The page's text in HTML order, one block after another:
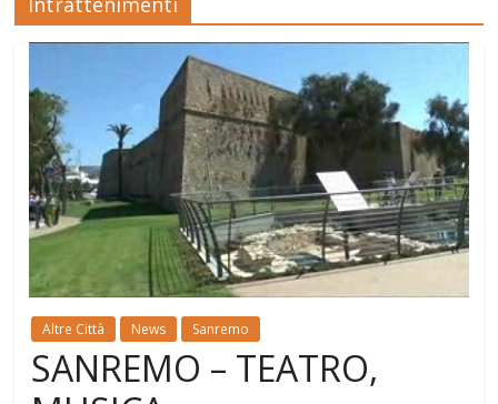
Altre Città News Sanremo
SANREMO – TEATRO,